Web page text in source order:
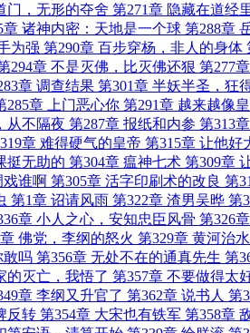
门，无形的夺舍 第271章 隐藏在道经
章 诸神内密：天地是一个球 第288章
为强 第290章 百步穿杨，非人的身体
294章 不是灭佛，比灭佛还狠 第277
章 调查结果 第301章 半妖半圣，狂
285章 上门恶心你 第291章 越来越像
从不隔夜 第287章 报纸和内参 第313
章 难得硬气的皇帝 第315章 让他好
挺无助的 第304章 瘟神七术 第309章
戏谁啊 第305章 活字印刷术的改良 第
第1章 诏请风雨 第322章 渣男吴晔 第
章 小人之心，安知忠臣风骨 第326
佛党，李纲的怒火 第329章 黄河治
敢吗 第356章 无处不在的通真先生 第
的灭亡，我悟了 第357章 不要做得太
章 李纲又升官了 第362章 说书人 第
反转 第354章 大宋也有铁军 第358章